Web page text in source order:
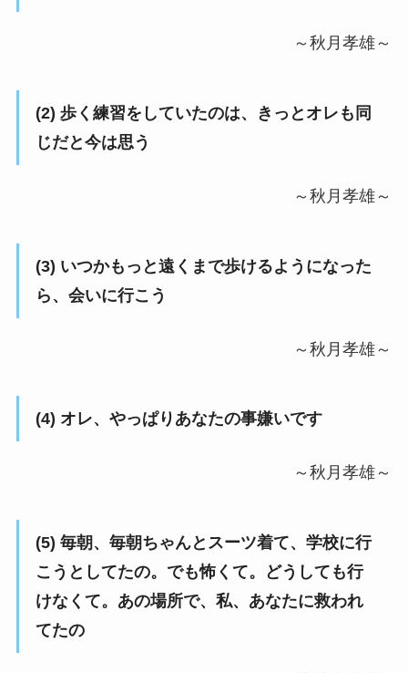
～秋月孝雄～
(2) 歩く練習をしていたのは、きっとオレも同
じだと今は思う
～秋月孝雄～
(3) いつかもっと遠くまで歩けるようになった
ら、会いに行こう
～秋月孝雄～
(4) オレ、やっぱりあなたの事嫌いです
～秋月孝雄～
(5) 毎朝、毎朝ちゃんとスーツ着て、学校に行
こうとしてたの。でも怖くて。どうしても行
けなくて。あの場所で、私、あなたに救われ
てたの